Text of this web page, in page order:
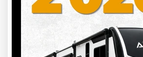
INS00142
Prix sur demande
VOIR LES DÉTAILS